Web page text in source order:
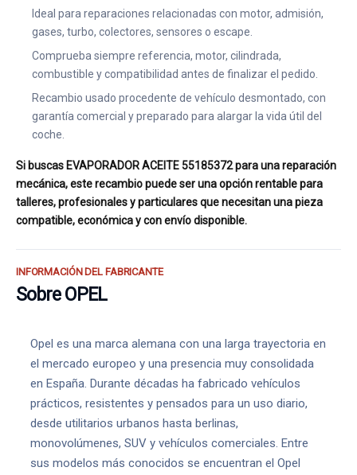
Ideal para reparaciones relacionadas con motor, admisión,
gases, turbo, colectores, sensores o escape.
Comprueba siempre referencia, motor, cilindrada,
combustible y compatibilidad antes de finalizar el pedido.
Recambio usado procedente de vehículo desmontado, con
garantía comercial y preparado para alargar la vida útil del
coche.
Si buscas EVAPORADOR ACEITE 55185372 para una reparación
mecánica, este recambio puede ser una opción rentable para
talleres, profesionales y particulares que necesitan una pieza
compatible, económica y con envío disponible.
INFORMACIÓN DEL FABRICANTE
Sobre OPEL
Opel es una marca alemana con una larga trayectoria en
el mercado europeo y una presencia muy consolidada
en España. Durante décadas ha fabricado vehículos
prácticos, resistentes y pensados para un uso diario,
desde utilitarios urbanos hasta berlinas,
monovolúmenes, SUV y vehículos comerciales. Entre
sus modelos más conocidos se encuentran el Opel